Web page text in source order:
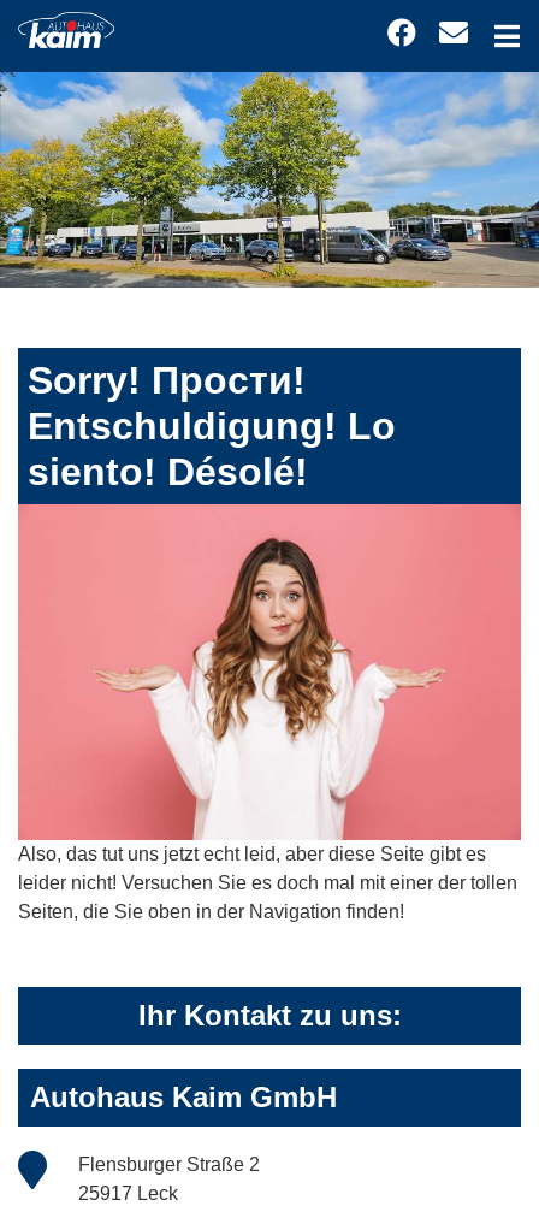
Sorry! Прости!
Entschuldigung! Lo
siento! Désolé!
Also, das tut uns jetzt echt leid, aber diese Seite gibt es
leider nicht! Versuchen Sie es doch mal mit einer der tollen
Seiten, die Sie oben in der Navigation finden!
Ihr Kontakt zu uns:
Autohaus Kaim GmbH
Flensburger Straße 2
25917 Leck